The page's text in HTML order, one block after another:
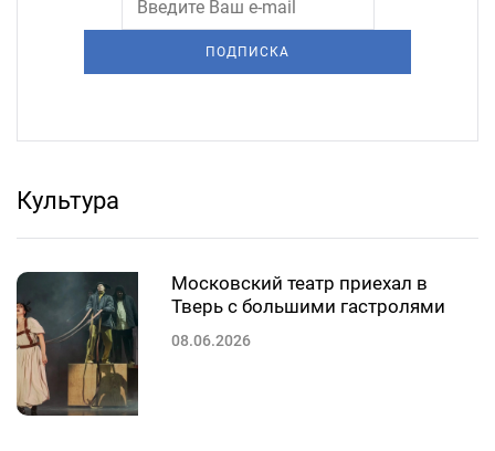
ПОДПИСКА
Культура
Московский театр приехал в
Тверь с большими гастролями
08.06.2026